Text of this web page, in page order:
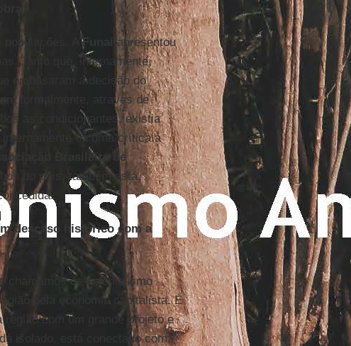
AFunai
apresentou
Tanto que, internamente,
embasaram a decisão do
formalmente, através de
as condicionantes, existia
há uma crítica à
Brasileira de
do país, também está
descaso histórico com a
chamamos de colonialismo
pela economia capitalista. É
região com um grande projeto e
isolado, está conectado com